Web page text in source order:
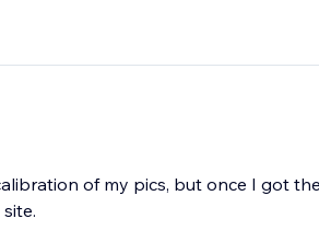
of my pics, but once I got